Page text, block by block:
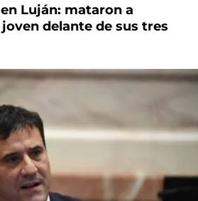
Luján: mataron a
delante de sus tres